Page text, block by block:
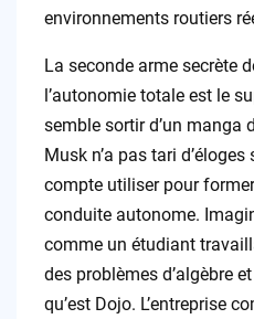
environnements routiers
La seconde arme secrète
l’autonomie totale est le
semble sortir d’un manga
Musk n’a pas tari
compte utiliser pour
conduite autonome.
comme un étudiant
des problèmes d’algèbre
qu’est Dojo. L’entreprise